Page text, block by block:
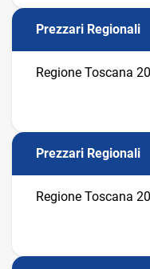
Prezzari Regionali
Regione Toscana
Prezzari Regionali
Regione Toscana